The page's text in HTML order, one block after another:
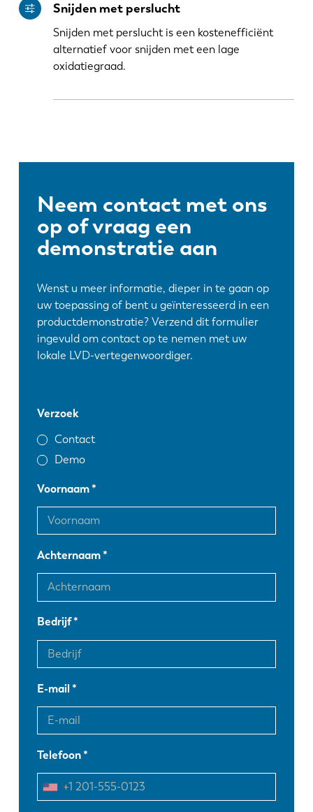
Snijden met perslucht
Snijden met perslucht is een kostenefficiënt
alternatief voor snijden met een lage
oxidatiegraad.
Neem contact met ons
op of vraag een
demonstratie aan
Wenst u meer informatie, dieper in te gaan op
uw toepassing of bent u geïnteresseerd in een
productdemonstratie? Verzend dit formulier
ingevuld om contact op te nemen met uw
lokale LVD-vertegenwoordiger.
Verzoek
Contact
Demo
Voornaam
Achternaam
Bedrijf
E-mail
Telefoon